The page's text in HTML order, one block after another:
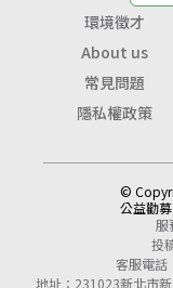
環境徵才
About us
常見問題
隱私權政策
©
公益勸募
服
投
客服電話
地址：231023新北市